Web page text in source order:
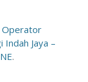
Operator
Jaya –
.